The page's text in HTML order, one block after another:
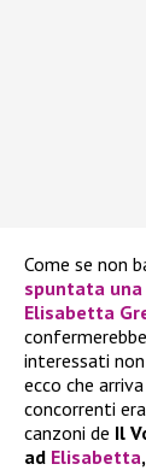
Come se non
spuntata
Elisabetta
interessati
ecco che
concorrenti
canzoni de Il
ad Elisabetta